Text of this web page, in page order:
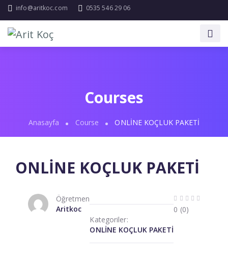
info@aritkoc.com 0535 546 29 06
Courses
Anasayfa Course ONLİNE KOÇLUK PAKETİ
ONLİNE KOÇLUK PAKETİ
Öğretmen
Aritkoc
Kategoriler:
ONLİNE KOÇLUK PAKETİ
0 (0)